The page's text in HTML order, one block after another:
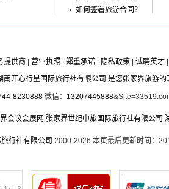
如何签署旅游合同？
提供商 营业执照 郑重承诺 隐私政策 诚聘英才
南开心行星国际旅行社有限公司 是您张家界旅游的
8230888 微信： 13207445888
会议会展网 张家界世纪中旅国际旅行社有限公司
行社有限公司 2000-2026 本页最后更新时间：